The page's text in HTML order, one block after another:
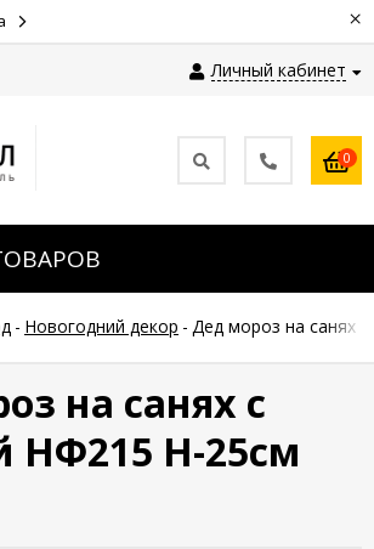
×
Личный кабинет
0
- Новогодний декор - Дед мороз на санях
на санях с
Н-25см